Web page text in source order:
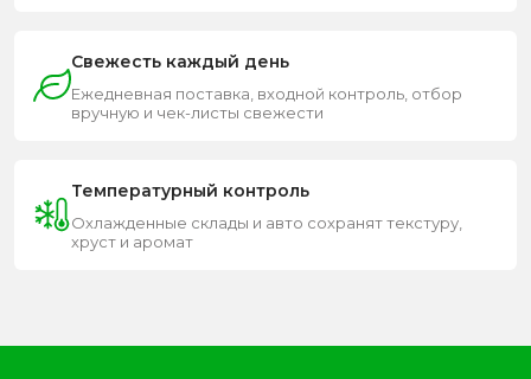
Свежесть каждый день
Ежедневная поставка, входной контроль, отбор
вручную и чек-листы свежести
Температурный контроль
Охлажденные склады и авто сохранят текстуру,
хруст и аромат